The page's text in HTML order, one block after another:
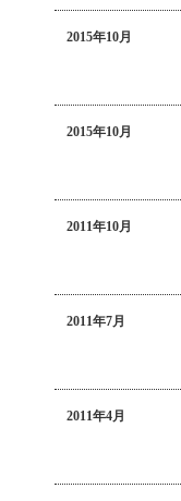
2015年10月
2015年10月
2011年10月
2011年7月
2011年4月